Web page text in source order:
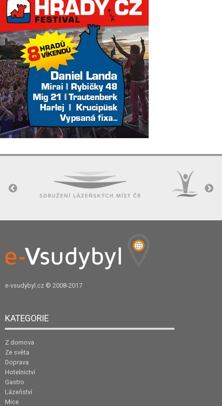
e-vsudybyl.cz © 2008-2017
KATEGORIE
Z domova
Ze světa
Doprava
Hotelnictví
Gastro
Lázeňství
Mice